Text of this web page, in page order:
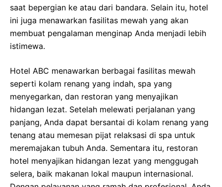
saat bepergian ke atau dari bandara. Selain itu, hotel
ini juga menawarkan fasilitas mewah yang akan
membuat pengalaman menginap Anda menjadi lebih
istimewa.
Hotel ABC menawarkan berbagai fasilitas mewah
seperti kolam renang yang indah, spa yang
menyegarkan, dan restoran yang menyajikan
hidangan lezat. Setelah melewati perjalanan yang
panjang, Anda dapat bersantai di kolam renang yang
tenang atau memesan pijat relaksasi di spa untuk
meremajakan tubuh Anda. Sementara itu, restoran
hotel menyajikan hidangan lezat yang menggugah
selera, baik makanan lokal maupun internasional.